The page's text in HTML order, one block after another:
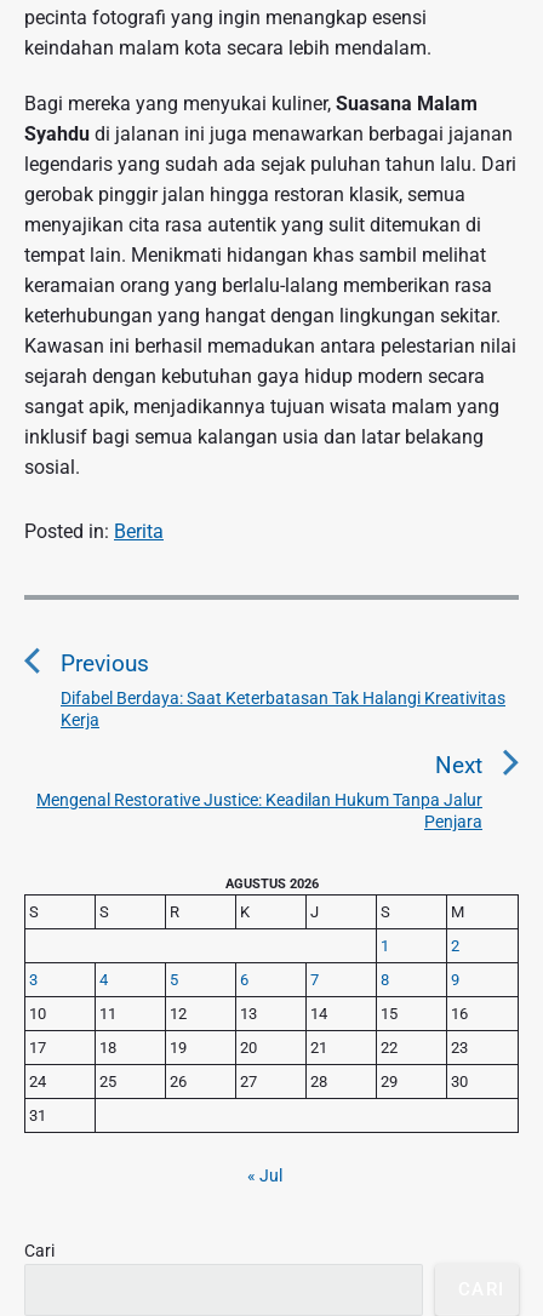
pecinta fotografi yang ingin menangkap esensi
keindahan malam kota secara lebih mendalam.
Bagi mereka yang menyukai kuliner, Suasana Malam
Syahdu di jalanan ini juga menawarkan berbagai jajanan
legendaris yang sudah ada sejak puluhan tahun lalu. Dari
gerobak pinggir jalan hingga restoran klasik, semua
menyajikan cita rasa autentik yang sulit ditemukan di
tempat lain. Menikmati hidangan khas sambil melihat
keramaian orang yang berlalu-lalang memberikan rasa
keterhubungan yang hangat dengan lingkungan sekitar.
Kawasan ini berhasil memadukan antara pelestarian nilai
sejarah dengan kebutuhan gaya hidup modern secara
sangat apik, menjadikannya tujuan wisata malam yang
inklusif bagi semua kalangan usia dan latar belakang
sosial.
Posted in: Berita
N
v
o
s
Previous
P
r
v
s
t
:
Difabel Berdaya: Saat Keterbatasan Tak Halangi Kreativitas
Kerja
Next
N
e
t
p
Mengenal Restorative Justice: Keadilan Hukum Tanpa Jalur
Penjara
r
i
m
a
r
y
S
d
e
AGUSTUS 2026
S S R K J S
M
1
2
3
4 5 6 7 8
9
10
11 12 13 14 15
16
17
18 19 20 21 22
23
24
25 26 27 28 29
30
31
« Jul
Cari